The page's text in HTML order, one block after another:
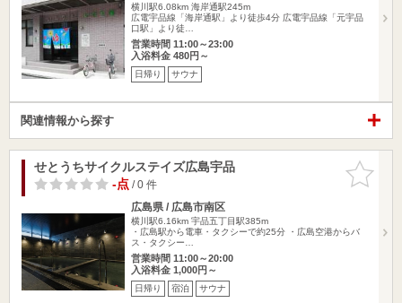
横川駅6.08km 海岸通駅245m
広電宇品線「海岸通駅」より徒歩4分 広電宇品線「元宇品
口駅」より徒…
営業時間 11:00～23:00
入浴料金 480円～
日帰り サウナ
関連情報から探す
お気に入
りに追加
せとうちサイクルステイズ広島宇品
-点/ 0 件
広島県 / 広島市南区
横川駅6.16km 宇品五丁目駅385m
・広島駅から電車・タクシーで約25分 ・広島空港からバ
ス・タクシー…
営業時間 11:00～20:00
入浴料金 1,000円～
日帰り 宿泊 サウナ